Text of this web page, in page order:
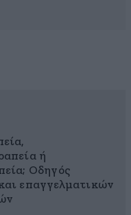
ή
Οδηγός
επαγγελματικών